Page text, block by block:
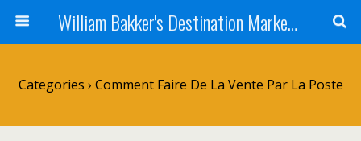
William Bakker's Destination Marketing blog
Categories › Comment Faire De La Vente Par La Poste